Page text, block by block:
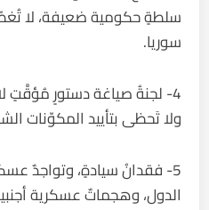
سلطةٍ حكومية ضعيفة، لا
سوريا.
4- لجنةُ صياغة دستورٍ مُؤقَّتٍ
ولا تَحظى بتأييد المكوّنات
5- فقدانُ سيادةٍ، وتواجدٌ
الدول، وهجماتٌ عسكرية